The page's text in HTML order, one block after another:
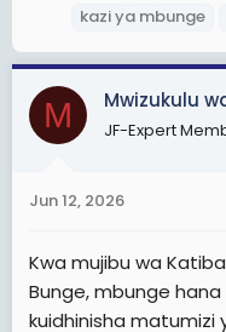
h
e
a
d
t
e
kazi ya mbunge
M Mwizukulu
JF-Expert
Jun 12, 2026
Kwa mujibu wa
Bunge, mbunge
kuidhinisha matumizi